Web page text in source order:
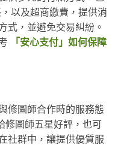
以及超商繳費，提供消
式，並避免交易糾紛。
「安心支付」如何保障
修圖師合作時的服務態
圖師五星好評，也可
社群中，讓提供優質服